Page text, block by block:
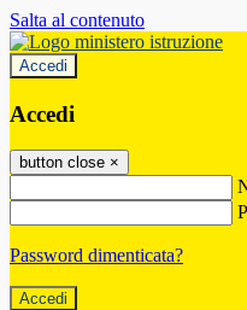
Salta al contenuto
Accedi
Accedi
button close ×
Password dimenticata?